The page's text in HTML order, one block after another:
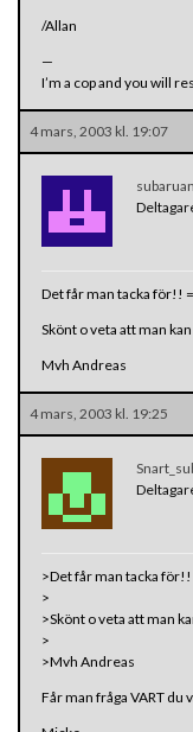
/Allan
—
I’m a cop and you will
4 mars, 2003 kl. 19:07
Det får man tacka för!!
Skönt o veta att man
Mvh Andreas
4 mars, 2003 kl. 19:25
>Det får man tacka för!!
>
>Skönt o veta att man
>
>Mvh Andreas
Får man fråga VART du